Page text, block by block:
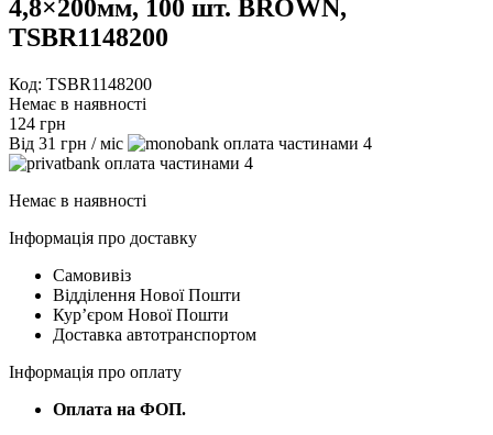
4,8×200мм, 100 шт. BROWN,
TSBR1148200
Код: TSBR1148200
Немає в наявності
124 грн
Від 31 грн / міс
4
4
Немає в наявності
Інформація про доставку
Самовивіз
Відділення Нової Пошти
Курʼєром Нової Пошти
Доставка автотранспортом
Інформація про оплату
Оплата на ФОП.